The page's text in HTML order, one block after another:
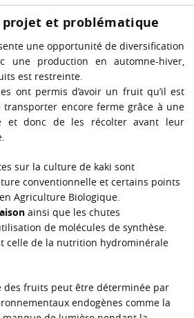
et problématique
une opportunité de diversification
une production en automne-hiver,
est restreinte.
ont permis d’avoir un fruit qu’il est
transporter encore ferme grâce à une
et donc de les récolter avant leur
sur la culture de kaki sont
conventionnelle et certains points
Agriculture Biologique.
ainsi que les chutes
de molécules de synthèse.
celle de la nutrition hydrominérale
des fruits peut être déterminée par
endogènes comme la